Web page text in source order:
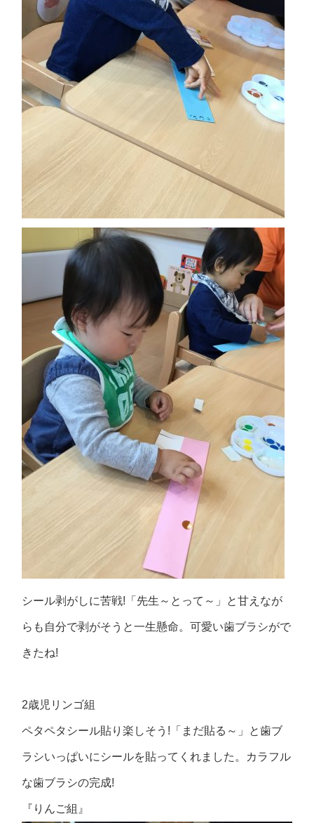
シール剥がしに苦戦!「先生～とって～」と甘えなが
らも自分で剥がそうと一生懸命。可愛い歯ブラシがで
きたね!
2歳児リンゴ組
ペタペタシール貼り楽しそう!「まだ貼る～」と歯ブ
ラシいっぱいにシールを貼ってくれました。カラフル
な歯ブラシの完成!
『りんご組』